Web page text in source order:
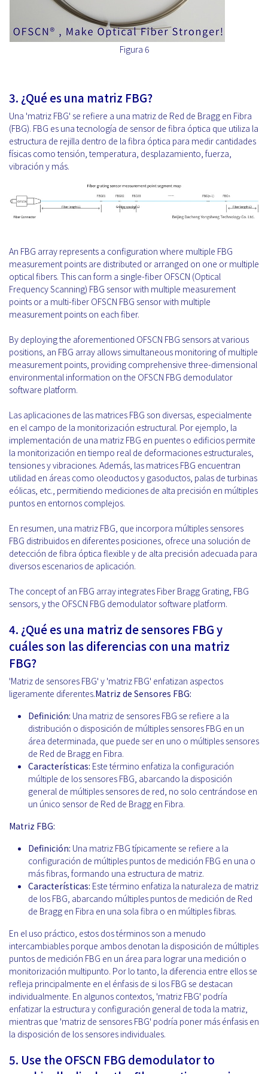
Figura 6
3. ¿Qué es una matriz FBG?
Una 'matriz FBG' se refiere a una matriz de Red de Bragg en Fibra
(FBG). FBG es una tecnología de sensor de fibra óptica que utiliza la
estructura de rejilla dentro de la fibra óptica para medir cantidades
físicas como tensión, temperatura, desplazamiento, fuerza,
vibración y más.
An FBG array represents a configuration where multiple FBG
measurement points are distributed or arranged on one or multiple
optical fibers. This can form a single-fiber OFSCN (Optical
Frequency Scanning) FBG sensor with multiple measurement
points or a multi-fiber OFSCN FBG sensor with multiple
measurement points on each fiber.
By deploying the aforementioned OFSCN FBG sensors at various
positions, an FBG array allows simultaneous monitoring of multiple
measurement points, providing comprehensive three-dimensional
environmental information on the OFSCN FBG demodulator
software platform.
Las aplicaciones de las matrices FBG son diversas, especialmente
en el campo de la monitorización estructural. Por ejemplo, la
implementación de una matriz FBG en puentes o edificios permite
la monitorización en tiempo real de deformaciones estructurales,
tensiones y vibraciones. Además, las matrices FBG encuentran
utilidad en áreas como oleoductos y gasoductos, palas de turbinas
eólicas, etc., permitiendo mediciones de alta precisión en múltiples
puntos en entornos complejos.
En resumen, una matriz FBG, que incorpora múltiples sensores
FBG distribuidos en diferentes posiciones, ofrece una solución de
detección de fibra óptica flexible y de alta precisión adecuada para
diversos escenarios de aplicación.
The concept of an FBG array integrates Fiber Bragg Grating, FBG
sensors, y the OFSCN FBG demodulator software platform.
4. ¿Qué es una matriz de sensores FBG y
cuáles son las diferencias con una matriz
FBG?
'Matriz de sensores FBG' y 'matriz FBG' enfatizan aspectos
ligeramente diferentes.Matriz de Sensores FBG:
Definición: Una matriz de sensores FBG se refiere a la
distribución o disposición de múltiples sensores FBG en un
área determinada, que puede ser en uno o múltiples sensores
de Red de Bragg en Fibra.
Características: Este término enfatiza la configuración
múltiple de los sensores FBG, abarcando la disposición
general de múltiples sensores de red, no solo centrándose en
un único sensor de Red de Bragg en Fibra.
Matriz FBG:
Definición: Una matriz FBG típicamente se refiere a la
configuración de múltiples puntos de medición FBG en una o
más fibras, formando una estructura de matriz.
Características: Este término enfatiza la naturaleza de matriz
de los FBG, abarcando múltiples puntos de medición de Red
de Bragg en Fibra en una sola fibra o en múltiples fibras.
En el uso práctico, estos dos términos son a menudo
intercambiables porque ambos denotan la disposición de múltiples
puntos de medición FBG en un área para lograr una medición o
monitorización multipunto. Por lo tanto, la diferencia entre ellos se
refleja principalmente en el énfasis de si los FBG se destacan
individualmente. En algunos contextos, 'matriz FBG' podría
enfatizar la estructura y configuración general de toda la matriz,
mientras que 'matriz de sensores FBG' podría poner más énfasis en
la disposición de los sensores individuales.
5. Use the OFSCN FBG demodulator to